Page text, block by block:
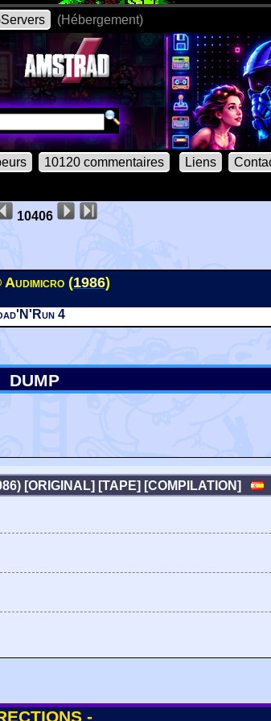
(Hébergement)
10120 commentaires Liens
10406
Audimicro (1986)
4
DUMP
[ORIGINAL] [TAPE] [COMPILATION]
-